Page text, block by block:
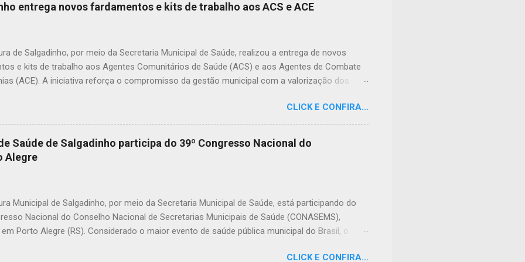
e até crianças que, porventura, tenham contato com substâncias tóxicas deixadas em
anos, além de mult...
entrega novos fardamentos e kits de trabalho aos ACS e ACE
de Salgadinho, por meio da Secretaria Municipal de Saúde, realizou a entrega de novos
e kits de trabalho aos Agentes Comunitários de Saúde (ACS) e aos Agentes de Combate
(ACE). A iniciativa reforça o compromisso da gestão municipal com a valorização dos
das famílias em todas as comunidades do município. Os kits foram preparados para
mais organização, identificação e melhores condições de trabalho, contribuindo para o
das ações desenvolvidas diariamente pelos agentes. Durante a entrega, o prefeito Erivan
a importância de investir nos profissionais que estão na linha de frente da saúde pública.
nossos agentes é reconhecer o papel essencial que eles desempenham junto à população.
CLICK E CONFIRA...
Saúde de Salgadinho participa do 39º Congresso Nacional do
Alegre
Municipal de Salgadinho, por meio da Secretaria Municipal de Saúde, está participando do
Nacional do Conselho Nacional de Secretarias Municipais de Saúde (CONASEMS),
Porto Alegre (RS). Considerado o maior evento de saúde pública municipal do Brasil, o
desafios e avanços do Sistema Único de Saúde (SUS). Durante o evento, são promovidos
CLICK E CONFIRA...